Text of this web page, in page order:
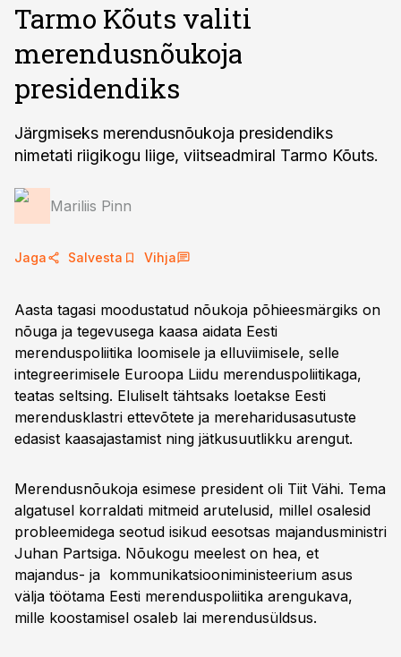
Tarmo Kõuts valiti
merendusnõukoja
presidendiks
Järgmiseks merendusnõukoja presidendiks
nimetati riigikogu liige, viitseadmiral Tarmo Kõuts.
Mariliis Pinn
Jaga Salvesta Vihja
Aasta tagasi moodustatud nõukoja põhieesmärgiks on
nõuga ja tegevusega kaasa aidata Eesti
merenduspoliitika loomisele ja elluviimisele, selle
integreerimisele Euroopa Liidu merenduspoliitikaga,
teatas seltsing. Eluliselt tähtsaks loetakse Eesti
merendusklastri ettevõtete ja mereharidusasutuste
edasist kaasajastamist ning jätkusuutlikku arengut.
Merendusnõukoja esimese president oli Tiit Vähi. Tema
algatusel korraldati mitmeid arutelusid, millel osalesid
probleemidega seotud isikud eesotsas majandusministri
Juhan Partsiga. Nõukogu meelest on hea, et
majandus- ja kommunikatsiooniministeerium asus
välja töötama Eesti merenduspoliitika arengukava,
mille koostamisel osaleb lai merendusüldsus.